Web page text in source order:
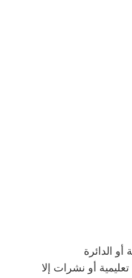
الدائرة
أو نشرات إلا